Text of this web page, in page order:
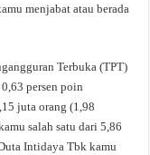
menjabat atau berada
Terbuka (TPT)
persen poin
juta orang (1,98
salah satu dari 5,86
Intidaya Tbk kamu